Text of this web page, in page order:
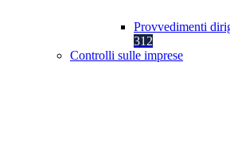
Provvedimenti
312
Controlli sulle imprese